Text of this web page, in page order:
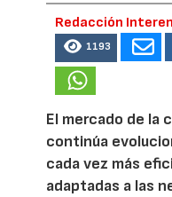
Redacción
1193
El mercado de la
continúa
cada vez más
adaptadas a las